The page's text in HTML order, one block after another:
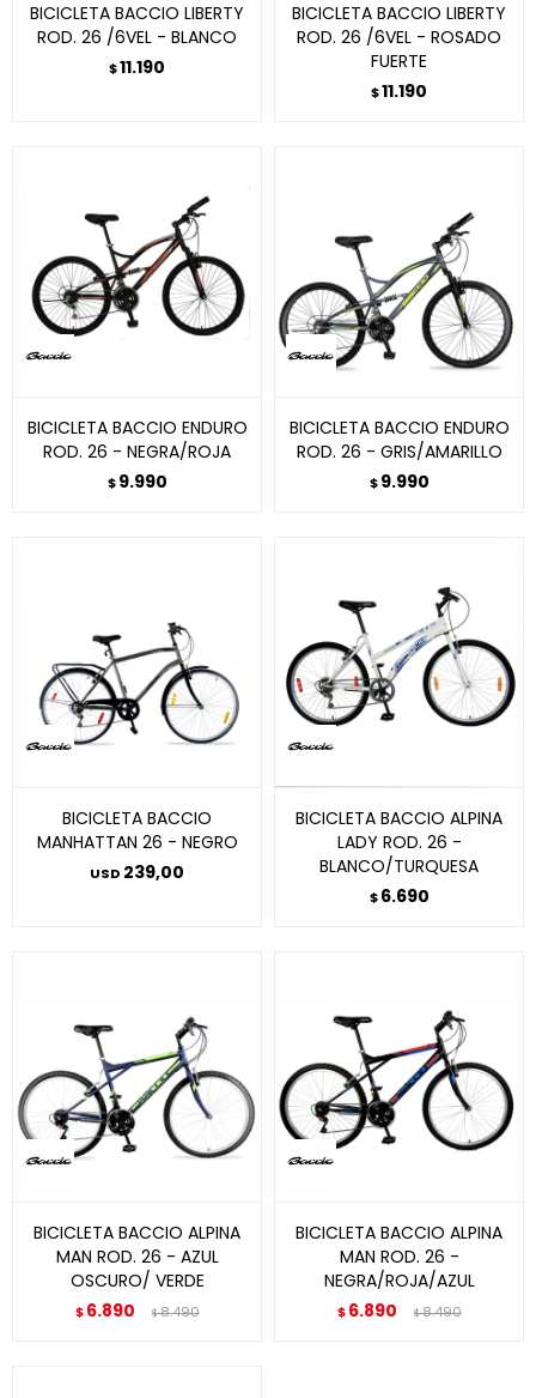
BICICLETA BACCIO LIBERTY
ROD. 26 /6VEL - BLANCO
$11.190
BICICLETA BACCIO LIBERTY
ROD. 26 /6VEL - ROSADO
FUERTE
$11.190
BICICLETA BACCIO ENDURO
ROD. 26 - NEGRA/ROJA
$ 9.990
BICICLETA BACCIO ENDURO
ROD. 26 - GRIS/AMARILLO
$ 9.990
BICICLETA BACCIO
MANHATTAN 26 - NEGRO
USD 239,00
BICICLETA BACCIO ALPINA
LADY ROD. 26 -
BLANCO/TURQUESA
$ 6.690
BICICLETA BACCIO ALPINA
MAN ROD. 26 - AZUL
OSCURO/ VERDE
$ 6.890 $8.490
BICICLETA BACCIO ALPINA
MAN ROD. 26 -
NEGRA/ROJA/AZUL
$ 6.890 $8.490